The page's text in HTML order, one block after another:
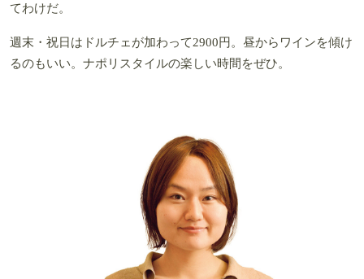
てわけだ。
週末・祝日はドルチェが加わって2900円。昼からワインを傾け
るのもいい。ナポリスタイルの楽しい時間をぜひ。